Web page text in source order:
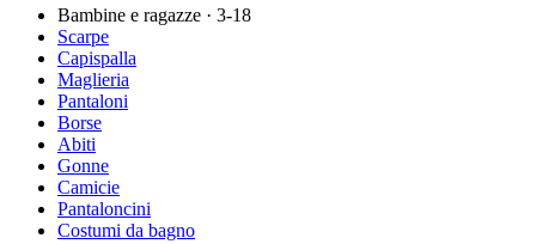
Bambine e ragazze · 3-18
Scarpe
Capispalla
Maglieria
Pantaloni
Borse
Abiti
Gonne
Camicie
Pantaloncini
Costumi da bagno